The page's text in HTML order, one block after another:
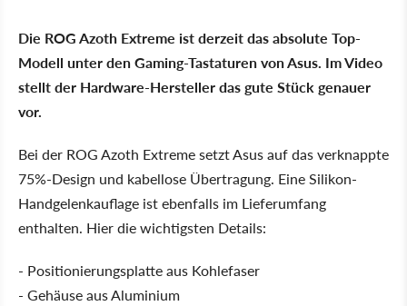
Die ROG Azoth Extreme ist derzeit das absolute Top-
Modell unter den Gaming-Tastaturen von Asus. Im Video
stellt der Hardware-Hersteller das gute Stück genauer
vor.
Bei der ROG Azoth Extreme setzt Asus auf das verknappte
75%-Design und kabellose Übertragung. Eine Silikon-
Handgelenkauflage ist ebenfalls im Lieferumfang
enthalten. Hier die wichtigsten Details:
- Positionierungsplatte aus Kohlefaser
- Gehäuse aus Aluminium